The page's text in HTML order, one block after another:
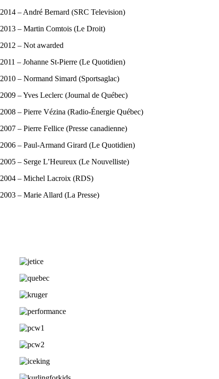
2014 – André Bernard (SRC Television)
2013 – Martin Comtois (Le Droit)
2012 – Not awarded
2011 – Johanne St-Pierre (Le Quotidien)
2010 – Normand Simard (Sportsaglac)
2009 – Yves Leclerc (Journal de Québec)
2008 – Pierre Vézina (Radio-Énergie Québec)
2007 – Pierre Fellice (Presse canadienne)
2006 – Paul-Armand Girard (Le Quotidien)
2005 – Serge L’Heureux (Le Nouvelliste)
2004 – Michel Lacroix (RDS)
2003 – Marie Allard (La Presse)